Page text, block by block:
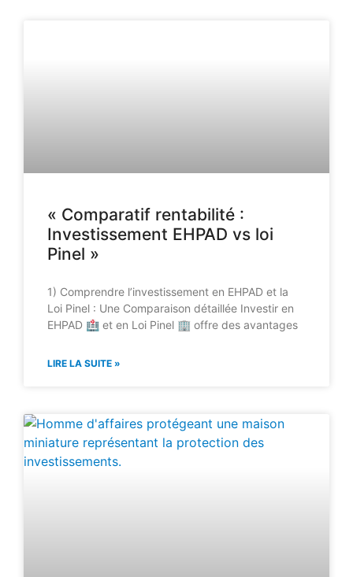
« Comparatif rentabilité :
Investissement EHPAD vs loi
Pinel »
1) Comprendre l’investissement en EHPAD et la
Loi Pinel : Une Comparaison détaillée Investir en
EHPAD 🏥 et en Loi Pinel 🏢 offre des avantages
LIRE LA SUITE »